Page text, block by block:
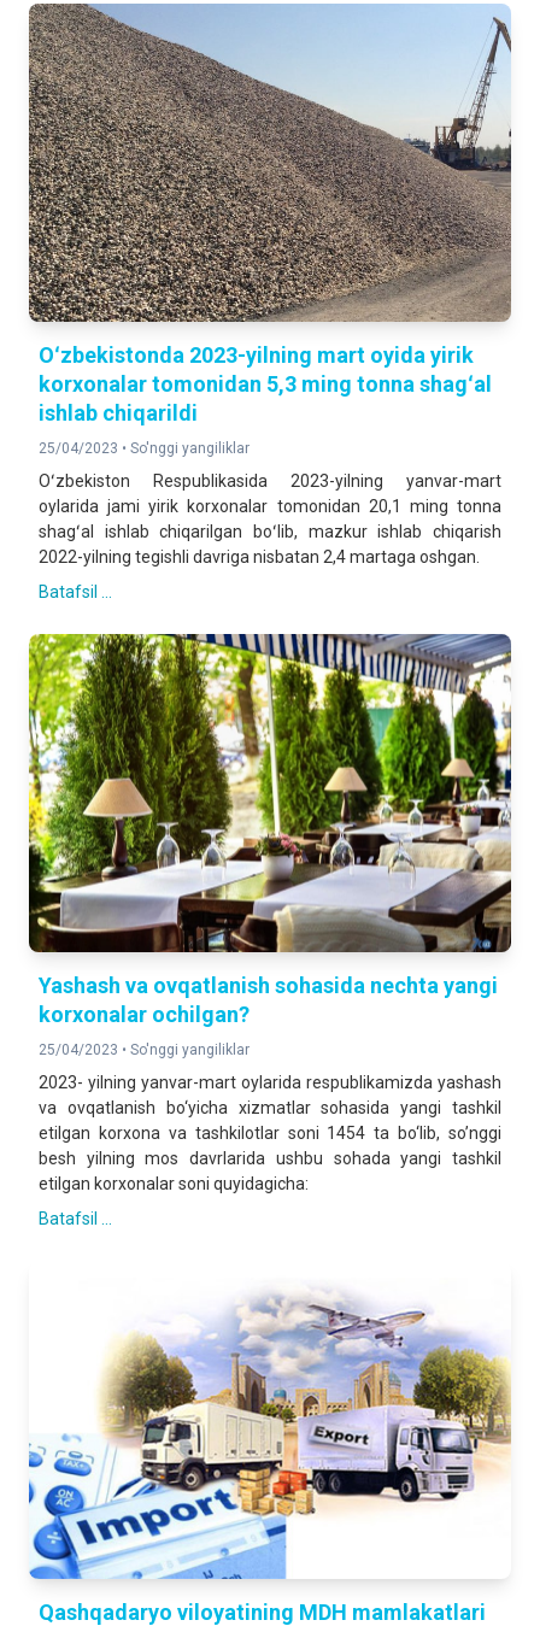
Oʻzbekistonda 2023-yilning mart oyida yirik
korxonalar tomonidan 5,3 ming tonna shagʻal
ishlab chiqarildi
25/04/2023 • So'nggi yangiliklar
Oʻzbekiston Respublikasida 2023-yilning yanvar-mart
oylarida jami yirik korxonalar tomonidan 20,1 ming tonna
shagʻal ishlab chiqarilgan boʻlib, mazkur ishlab chiqarish
2022-yilning tegishli davriga nisbatan 2,4 martaga oshgan.
Batafsil ...
Yashash va ovqatlanish sohasida nechta yangi
korxonalar ochilgan?
25/04/2023 • So'nggi yangiliklar
2023- yilning yanvar-mart oylarida respublikamizda yashash
va ovqatlanish bo‘yicha xizmatlar sohasida yangi tashkil
etilgan korxona va tashkilotlar soni 1454 ta bo‘lib, so’nggi
besh yilning mos davrlarida ushbu sohada yangi tashkil
etilgan korxonalar soni quyidagicha:
Batafsil ...
Qashqadaryo viloyatining MDH mamlakatlari